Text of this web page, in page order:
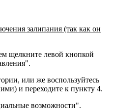
залипания (так как он
щелкните левой кнопкой
или же воспользуйтесь
и переходите к пункту 4.
возможности".